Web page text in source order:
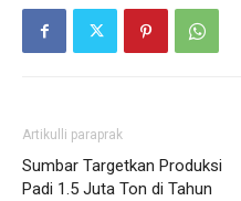
Artikulli paraprak
Sumbar Targetkan Produksi
Padi 1.5 Juta Ton di Tahun